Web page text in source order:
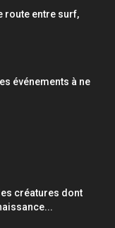
route entre surf,
événements à ne
créatures dont